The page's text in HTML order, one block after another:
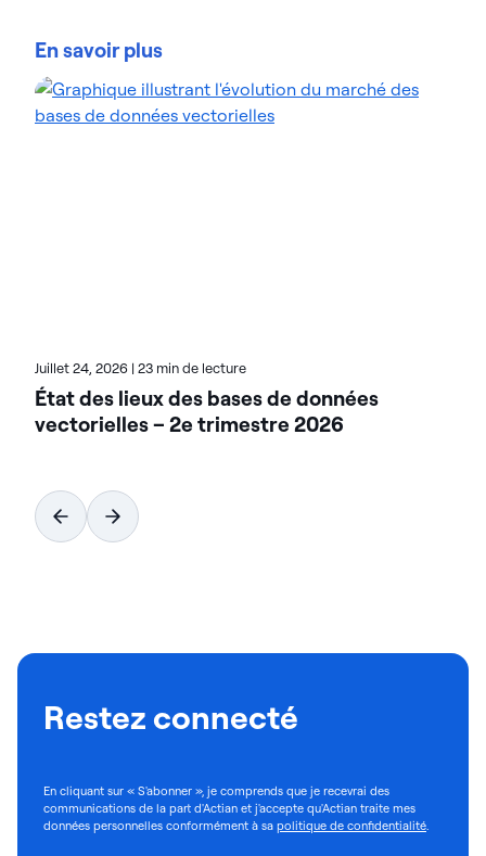
plateforme de données en périphérie la plus
MongoDB et Goldman Sachs, Tahiya est spécialisée
dans la conception de produits qui concilient les
En savoir plus
Juillet 24, 2026 | 23 min de lecture
État des lieux des bases de données
vectorielles – 2e trimestre 2026
Restez connecté
En cliquant sur « S'abonner », je comprends que je recevrai des
communications de la part d'Actian et j'accepte qu'Actian traite mes
données personnelles conformément à sa politique de confidentialité